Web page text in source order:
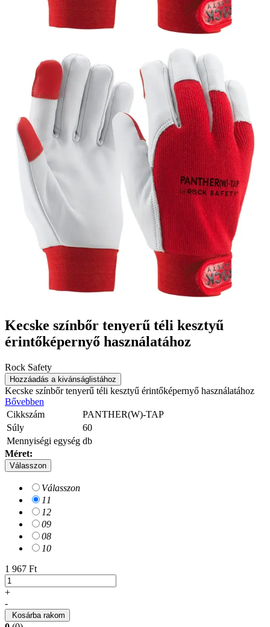
Kecske színbőr tenyerű téli kesztyű
érintőképernyő használatához
Rock Safety
Hozzáadás a kivánságlistához
Kecske színbőr tenyerű téli kesztyű érintőképernyő használatához
Bővebben
Cikkszám
PANTHER(W)-TAP
Súly
60
Mennyiségi egység db
Méret:
Válasszon
Válasszon
11
12
09
08
10
1 967 Ft
+
-
Kosárba rakom